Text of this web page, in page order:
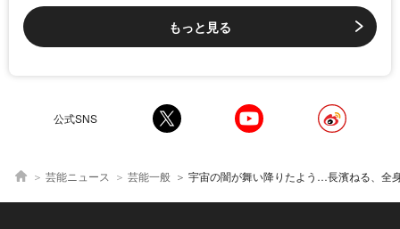
もっと見る
公式SNS
芸能ニュース 芸能一般 宇宙の闇が舞い降りたよう…長濱ねる、全身アルミ姿で“はちきれる笑顔”に上白石萌歌ほか